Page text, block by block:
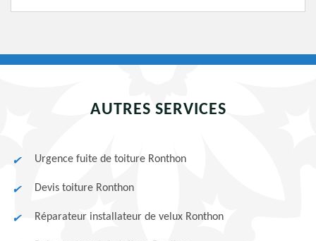
AUTRES SERVICES
Urgence fuite de toiture Ronthon
Devis toiture Ronthon
Réparateur installateur de velux Ronthon